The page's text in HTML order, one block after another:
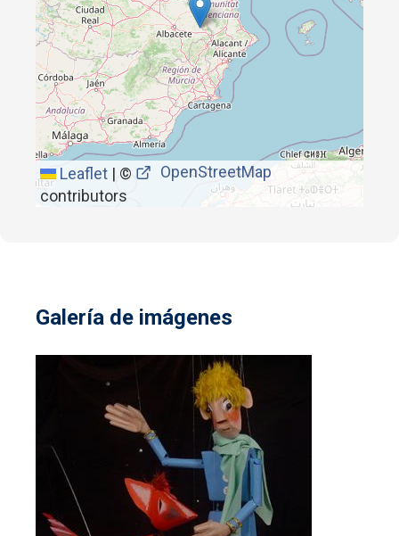
Leaflet | ©
OpenStreetMap
contributors
Galería de imágenes